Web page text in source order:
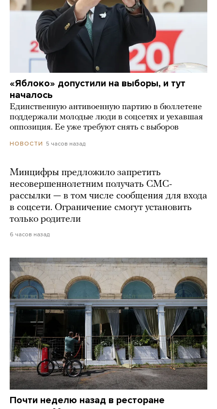
«Яблоко» допустили на выборы, и тут
началось
Единственную антивоенную партию в бюллетене
поддержали молодые люди в соцсетях и уехавшая
оппозиция. Ее уже требуют снять с выборов
НОВОСТИ 5 часов назад
Минцифры предложило запретить
несовершеннолетним получать СМС-
рассылки — в том числе сообщения для входа
в соцсети. Ограничение смогут установить
только родители
6 часов назад
Почти неделю назад в ресторане